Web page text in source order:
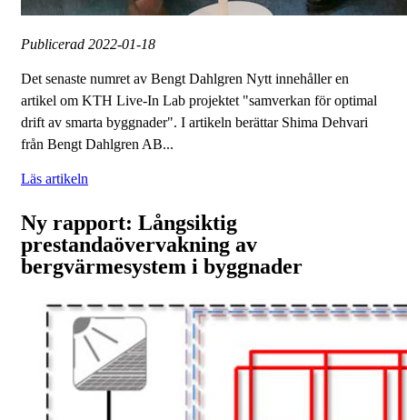
Publicerad 2022-01-18
Det senaste numret av Bengt Dahlgren Nytt innehåller en
artikel om KTH Live-In Lab projektet "samverkan för optimal
drift av smarta byggnader". I artikeln berättar Shima Dehvari
från Bengt Dahlgren AB...
Läs artikeln
Ny rapport: Långsiktig
prestandaövervakning av
bergvärmesystem i byggnader